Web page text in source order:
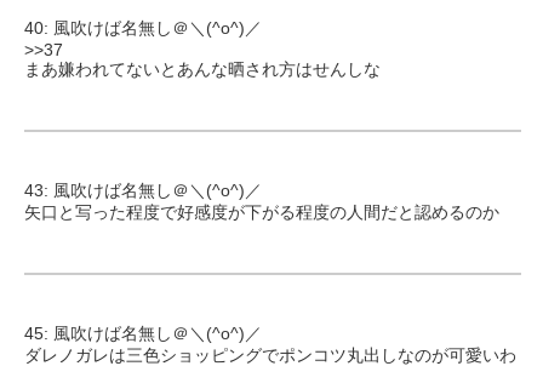
40: 風吹けば名無し＠＼(^o^)／
>>37
まあ嫌われてないとあんな晒され方はせんしな
43: 風吹けば名無し＠＼(^o^)／
矢口と写った程度で好感度が下がる程度の人間だと認めるのか
45: 風吹けば名無し＠＼(^o^)／
ダレノガレは三色ショッピングでポンコツ丸出しなのが可愛いわ